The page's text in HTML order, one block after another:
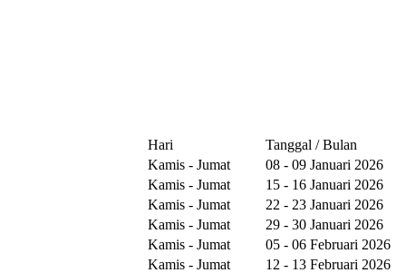
Hari
Tanggal / Bulan
Kamis - Jumat
08 - 09 Januari 2026
Kamis - Jumat
15 - 16 Januari 2026
Kamis - Jumat
22 - 23 Januari 2026
Kamis - Jumat
29 - 30 Januari 2026
Kamis - Jumat
05 - 06 Februari 2026
Kamis - Jumat
12 - 13 Februari 2026